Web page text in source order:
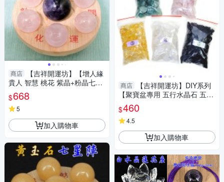
商店
【吉祥開運坊】【增人緣
貴人 智慧 桃花 紫晶+粉晶七星
陣 小型 附孟宗竹底盤】淨化 擇
日
$668
5
加入購物車
商店
【吉祥開運坊】DIY系列
【聚寶盆專用 五行水晶石 五色
石 大顆 每個顏色200公克 共1k
g】已淨化
$460
4.5
加入購物車